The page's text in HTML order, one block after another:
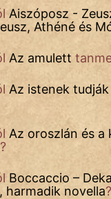
Aiszóposz -
Athéné és
Az amulett
Az istenek
Az oroszlán és a
Boccaccio –
harmadik novella?